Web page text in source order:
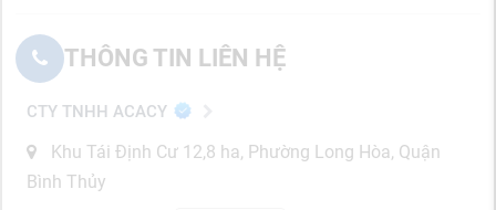
THÔNG TIN LIÊN HỆ
CTY TNHH ACACY
Khu Tái Định Cư 12,8 ha, Phường Long Hòa, Quận
Bình Thủy